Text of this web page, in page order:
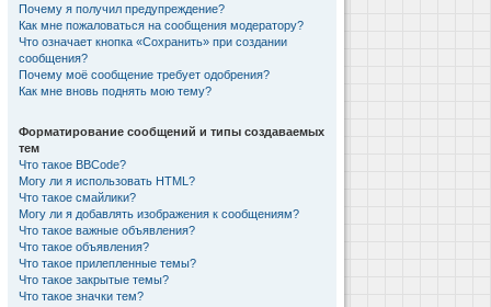
Почему я получил предупреждение?
Как мне пожаловаться на сообщения модератору?
Что означает кнопка «Сохранить» при создании
сообщения?
Почему моё сообщение требует одобрения?
Как мне вновь поднять мою тему?
Форматирование сообщений и типы создаваемых
тем
Что такое BBCode?
Могу ли я использовать HTML?
Что такое смайлики?
Могу ли я добавлять изображения к сообщениям?
Что такое важные объявления?
Что такое объявления?
Что такое прилепленные темы?
Что такое закрытые темы?
Что такое значки тем?